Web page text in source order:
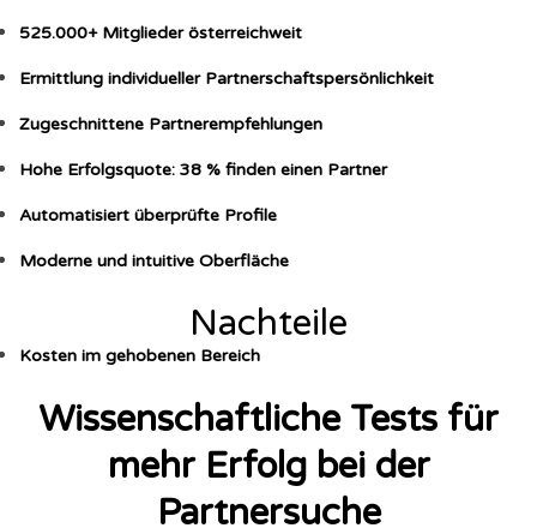
525.000+ Mitglieder österreichweit
Ermittlung individueller Partnerschaftspersönlichkeit
Zugeschnittene Partnerempfehlungen
Hohe Erfolgsquote: 38 % finden einen Partner
Automatisiert überprüfte Profile
Moderne und intuitive Oberfläche
Nachteile
Kosten im gehobenen Bereich
Wissenschaftliche Tests für
mehr Erfolg bei der
Partnersuche